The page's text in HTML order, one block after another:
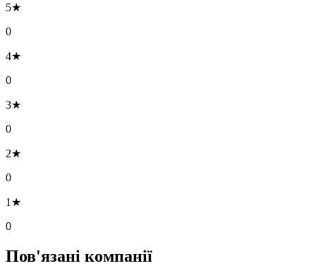
5★
0
4★
0
3★
0
2★
0
1★
0
Пов'язані компанії